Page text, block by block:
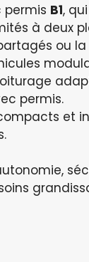
permis B1,
à deux
ou
permis.
et